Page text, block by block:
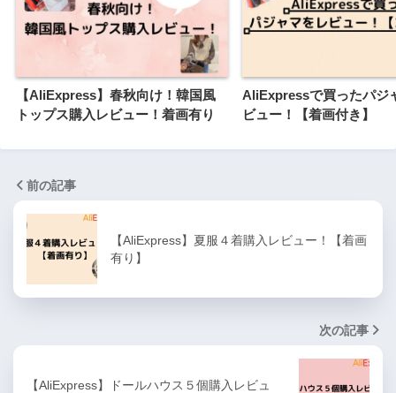
【AliExpress】春秋向け！韓国風
トップス購入レビュー！着画有り
AliExpressで買ったパジ
ビュー！【着画付き】
前の記事
【AliExpress】夏服４着購入レビュー！【着画
有り】
次の記事
【AliExpress】ドールハウス５個購入レビュ